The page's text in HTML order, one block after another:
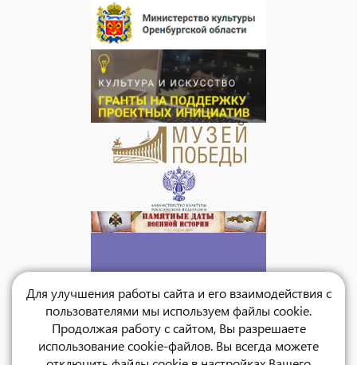
Для улучшения работы сайта и его взаимодействия с
пользователями мы используем файлы cookie.
Продолжая работу с сайтом, Вы разрешаете
использование cookie-файлов. Вы всегда можете